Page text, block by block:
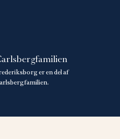
er en del af